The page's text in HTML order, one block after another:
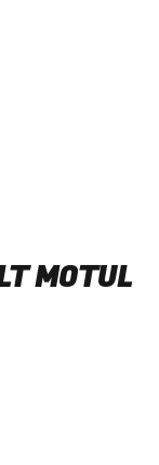
MOTUL